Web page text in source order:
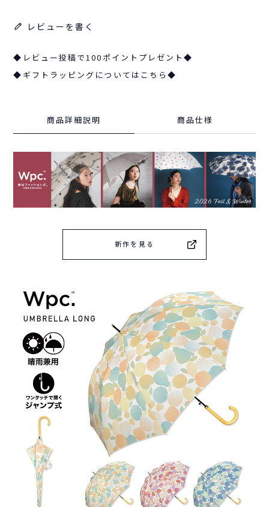
レビューを書く
◆レビュー投稿で100ポイントプレゼント◆
◆ギフトラッピングについてはこちら◆
商品詳細説明 商品仕様
新作を見る